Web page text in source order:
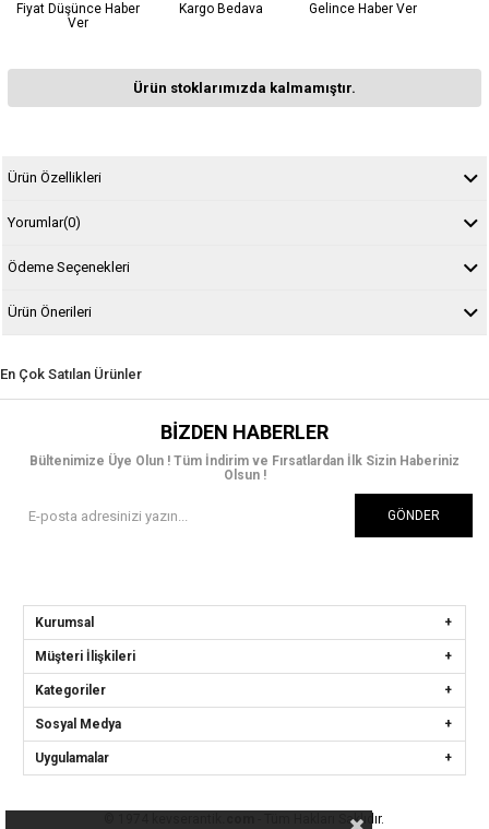
Fiyat Düşünce Haber
Ver
Kargo Bedava Gelince Haber Ver
Ürün stoklarımızda kalmamıştır.
Ürün Özellikleri
Yorumlar(0)
Ödeme Seçenekleri
Ürün Önerileri
En Çok Satılan Ürünler
BIZDEN HABERLER
Bültenimize Üye Olun ! Tüm İndirim ve Fırsatlardan İlk Sizin Haberiniz
Olsun !
GÖNDER
Kurumsal
Müşteri İlişkileri
Kategoriler
Sosyal Medya
Uygulamalar
- Tüm Hakları Saklıdır.